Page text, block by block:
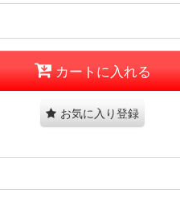
カートに入れる
お気に入り登録